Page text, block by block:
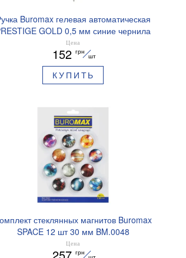
Buromax гелевая автоматическая
GOLD 0,5 мм синие чернила
BM.83101
Цена
152 грн
шт
КУПИТЬ
стеклянных магнитов Buromax
SPACE 12 шт 30 мм BM.0048
Цена
257 грн